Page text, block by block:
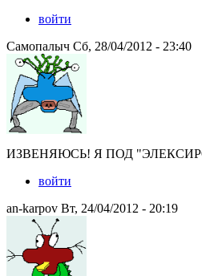
войти
Самопалыч Сб, 28/04/2012 - 23:40
ИЗВЕНЯЮСЬ! Я ПОД
войти
an-karpov Вт, 24/04/2012 - 20:19